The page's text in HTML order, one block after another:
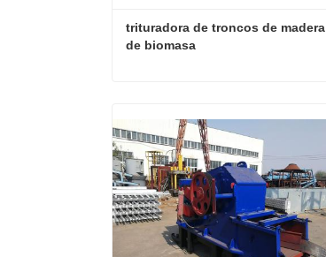
trituradora de troncos de madera
de biomasa
Contactar ahora